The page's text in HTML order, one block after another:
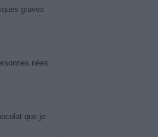
graves
nées
que je